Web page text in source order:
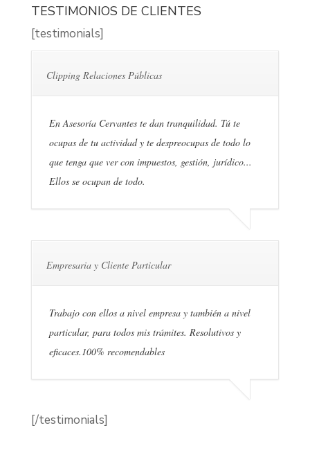
TESTIMONIOS DE CLIENTES
[testimonials]
Clipping Relaciones Públicas
En Asesoría Cervantes te dan tranquilidad. Tú te
ocupas de tu actividad y te despreocupas de todo lo
que tenga que ver con impuestos, gestión, jurídico...
Ellos se ocupan de todo.
Empresaria y Cliente Particular
Trabajo con ellos a nivel empresa y también a nivel
particular, para todos mis trámites. Resolutivos y
eficaces.100% recomendables
[/testimonials]